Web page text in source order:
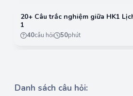
20+ Câu trắc nghiệm giữa HK1
1
40câu hỏi 50phút
Danh sách câu hỏi: